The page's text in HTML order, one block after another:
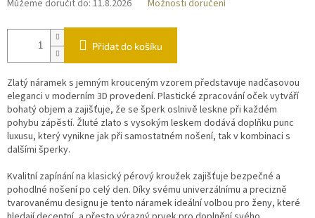
Můžeme doručit do: 11.8.2026 Možnosti doručení
Přidat do košíku
Zlatý náramek s jemným krouceným vzorem představuje nadčasovou
eleganci v moderním 3D provedení. Plastické zpracování oček vytváří
bohatý objem a zajišťuje, že se šperk oslnivě leskne při každém
pohybu zápěstí. Žluté zlato s vysokým leskem dodává doplňku punc
luxusu, který vynikne jak při samostatném nošení, tak v kombinaci s
dalšími šperky.
Kvalitní zapínání na klasický pérový kroužek zajišťuje bezpečné a
pohodlné nošení po celý den. Díky svému univerzálnímu a precizně
tvarovanému designu je tento náramek ideální volbou pro ženy, které